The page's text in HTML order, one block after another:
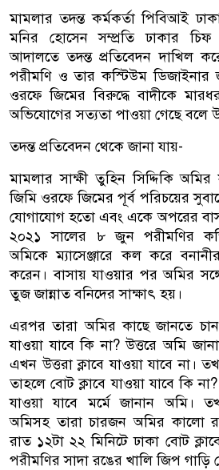
মামলার তদন্ত কর্মকর্তা পিবিআই
মনির হোসেন সম্প্রতি ঢাকার চিফ
আদালতে তদন্ত প্রতিবেদন দাখিল
পরীমণি ও তার কস্টিউম ডিজাইনার
ওরফে জিমের বিরুদ্ধে বাদীকে
অভিযোগের সত্যতা পাওয়া গেছে বলে
তদন্ত প্রতিবেদন থেকে জানা যায়-
মামলার সাক্ষী তুহিন সিদ্দিকি
জিমি ওরফে জিমের পূর্ব পরিচয়ের
যোগাযোগ হতো এবং একে অপরের
২০২১ সালের ৮ জুন পরীমণির
অমিকে ম্যাসেঞ্জারে কল করে
করেন। বাসায় যাওয়ার পর অমির
তুজ জান্নাত বনিদের সাক্ষাৎ হয়।
এরপর তারা অমির কাছে জানতে চান
যাওয়া যাবে কি না? উত্তরে অমি
এখন উত্তরা ক্লাবে যাওয়া যাবে না।
তাহলে বোট ক্লাবে যাওয়া যাবে কি
যাওয়া যাবে মর্মে জানান অমি।
অমিসহ তারা চারজন অমির কালো
রাত ১২টা ২২ মিনিটে ঢাকা বোট
পরীমণির সাদা রঙের খালি জিপ গাড়ি